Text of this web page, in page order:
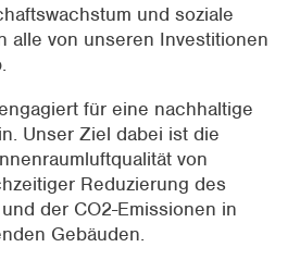
und soziale
alle von unseren Investitionen
für eine nachhaltige
Unser Ziel dabei ist die
von
Reduzierung des
der CO2-Emissionen in
Gebäuden.